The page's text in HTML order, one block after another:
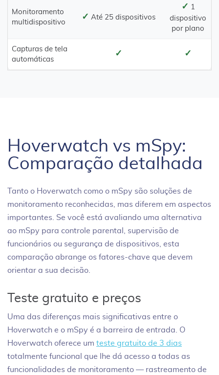
Monitoramento
multidispositivo
✓ Até 25 dispositivos
✓ 1
dispositivo
por plano
Capturas de tela
automáticas
✓ ✓
Hoverwatch vs mSpy:
Comparação detalhada
Tanto o Hoverwatch como o mSpy são soluções de
monitoramento reconhecidas, mas diferem em aspectos
importantes. Se você está avaliando uma alternativa
ao mSpy para controle parental, supervisão de
funcionários ou segurança de dispositivos, esta
comparação abrange os fatores-chave que devem
orientar a sua decisão.
Teste gratuito e preços
Uma das diferenças mais significativas entre o
Hoverwatch e o mSpy é a barreira de entrada. O
Hoverwatch oferece um teste gratuito de 3 dias
totalmente funcional que lhe dá acesso a todas as
funcionalidades de monitoramento — rastreamento de